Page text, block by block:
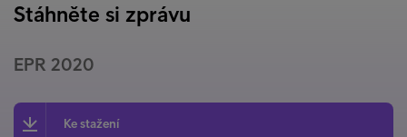
Stáhněte si zprávu
EPR 2020
Ke stažení